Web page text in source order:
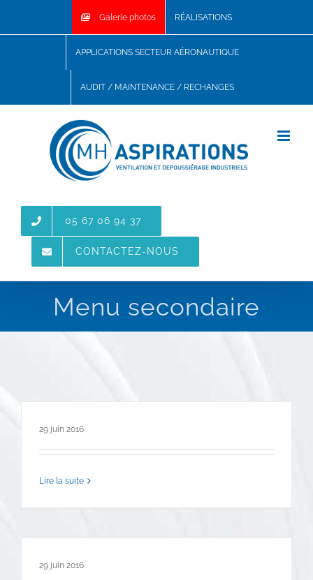
Galerie photos RÉALISATIONS
APPLICATIONS SECTEUR AÉRONAUTIQUE
AUDIT / MAINTENANCE / RECHANGES
05 67 06 94 37
CONTACTEZ-NOUS
Menu secondaire
29 juin 2016
Lire la suite
29 juin 2016